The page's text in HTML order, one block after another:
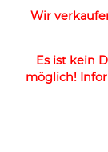
Wir
Es ist kein
möglich!